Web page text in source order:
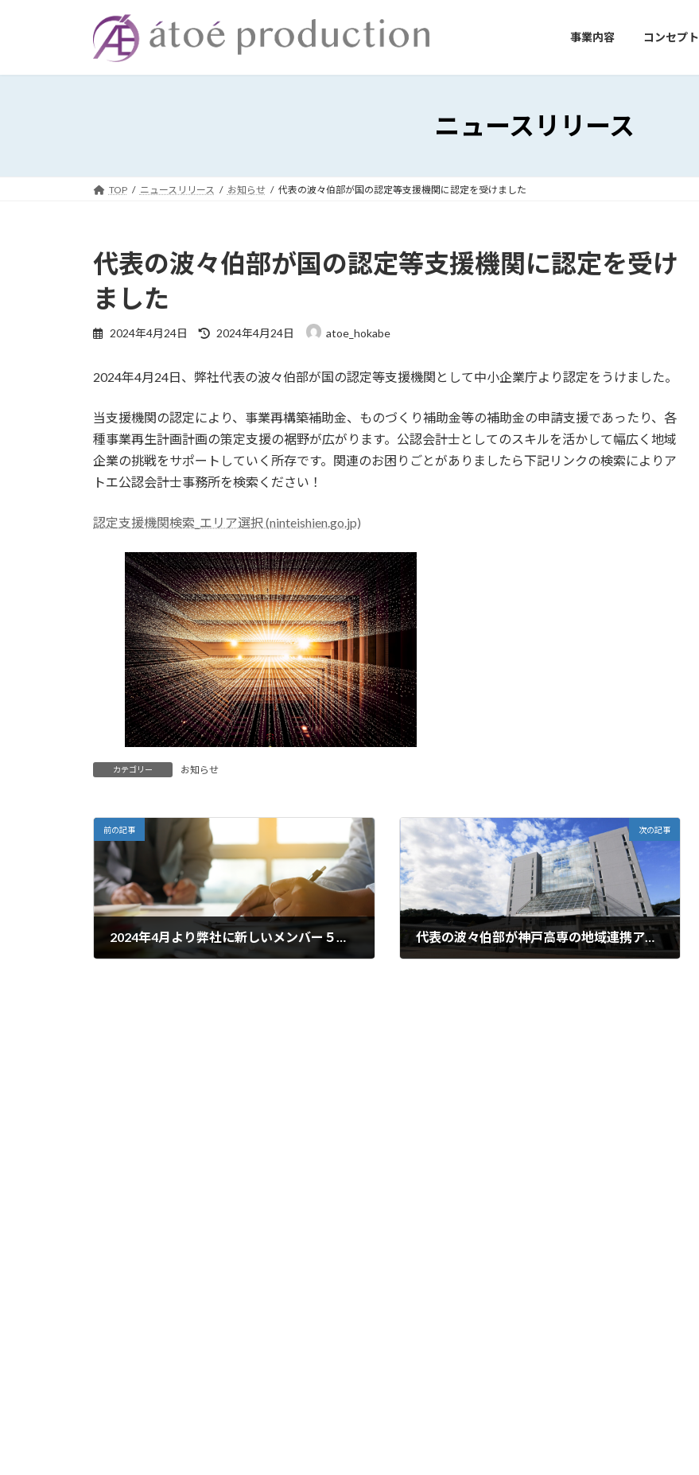
プ
動
事業内容 コンセプト
ニュースリリース
TOP ニュースリリース お知らせ 代表の波々伯部が国の認定等支援機関に認定を受けました
代表の波々伯部が国の認定等支援機関に認定を受け
ました
2024年4月24日
最
新
時
:
2024年4月24日 atoe_hokabe
2024年4月24日、弊社代表の波々伯部が国の認定等支援機関として中小企業庁より認定をうけました。
当支援機関の認定により、事業再構築補助金、ものづくり補助金等の補助金の申請支援であったり、各
種事業再生計画計画の策定支援の裾野が広がります。公認会計士としてのスキルを活かして幅広く地域
企業の挑戦をサポートしていく所存です。関連のお困りごとがありましたら下記リンクの検索によりア
トエ公認会計士事務所を検索ください！
認定支援機関検索_エリア選択 (ninteishien.go.jp)
カテゴリー お知らせ
前の記事
2024年4月より弊社に新しいメンバー５名が加わりました！！
次の記事
代表の波々伯部が神戸高専の地域連携アドバイザーの受嘱を受けました